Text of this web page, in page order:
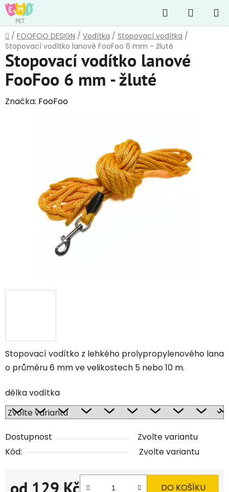
Přejít
na
obsah
Hledat
KOŠÍK
Domů
/ FOOFOO DESIGN / Vodítka / Stopovací vodítka /
Stopovací vodítko lanové FooFoo 6 mm - žluté
Stopovací vodítko z lehkého prolypropylenového lana
o průměru 6 mm ve velikostech 5 nebo 10 m.
délka vodítka
Dostupnost
Zvolte variantu
Kód:
Zvolte variantu
DO KOŠÍKU
Stopovací vodítko lanové
FooFoo 6 mm - žluté
Značka: FooFoo